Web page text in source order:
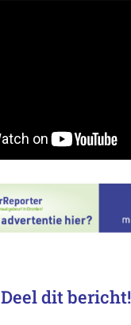
Deel dit bericht!